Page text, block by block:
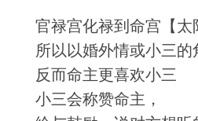
官禄宫化禄到命宫【太
所以以婚外情或小三的
反而命主更喜欢小三
小三会称赞命主，